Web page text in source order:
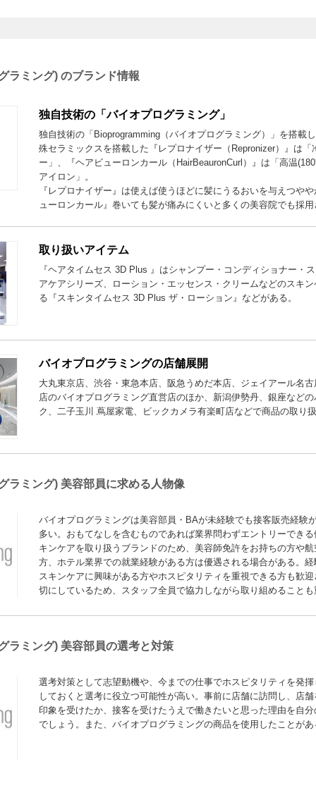
ミング) のブランド情報
独自技術の「バイオプログラミング」
独自技術の「Bioprogramming（バイオプログラミング）」を搭載
殊セラミックスを搭載した『レプロナイザー（Repronizer）』は「
ー」、『ヘアビューロンカール（HairBeauronCurl）』は「高温
アイロン」。
『レプロナイザー』は使えば使うほどに髪にうるおいを与えつや
ューロンカール』巻いても髪が痛みにくいと多くの美容院でも採
取り扱いアイテム
『ヘアタイムセス 3D Plus 』はシャンプー・コンディショナー・
アケアシリーズ、ローション・エッセンス・クリームなどのスキ
る『スキンタイムセス 3D Plus ザ・ローション』などがある。
バイオプログラミングの店舗展開
大丸東京店、渋谷・東急本店、阪急うめだ本店、ジェイアール名
店のバイオプログラミング直営店のほか、新潟伊勢丹、銀座など
ク、二子玉川 蔦屋家電、ビックカメラ有楽町店などで商品の取り
ミング) 美容部員に求める人物像
バイオプログラミングは美容部員・BAが未経験でも接客販売経験
多い。おもてなしを含むものであれば業界問わずエントリーでき
キンケアを取り扱うブランドのため、美容師免許をお持ちの方や
方、ホテル業界での就業経験がある方は優遇される場合がある。
スキンケアに興味がある方やホスピタリティを重視できる方も歓
切にしているため、スタッフ全員で協力しながら取り組めることも
ミング) 美容部員の選考と対策
選考対策として志望動機や、今までの仕事でホスピタリティを発
しておくと選考に役立つ可能性が高い。事前に店舗に訪問し、店
印象を受けたか、接客を受けたうえで働きたいと思った理由を自
でしょう。また、バイオプログラミングの商品を使用したことが